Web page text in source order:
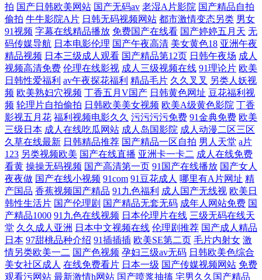
费电影 国自产精品手机视频 午夜福制 福利吧导航 日本动漫网址 91天堂国
产在线在线 美女一区二区三区 影音先锋日韩在线 精品不卡久久不卡 最新
热播电影 看全色黄大色大片一 亚洲视频黄 国产日韩一区美利坚 最新欧美
日韩 九一成人秘网
拍 国产日韩欧美网站 国产无码av 老湿A片影院 国产精品自拍
偷拍 牛牛影院A片 日韩无码视频网站 都市激情变态另类 男女
91视频 字幕在线精品播放 免费国产在线看 国产婷婷五月天 无
码传媒导航 日本电影伦理 国产午夜高清 美女黄色18 亚洲午夜
精品视频 日本三级成人观看 国产精品第12页 日韩午夜场 成人
视频高清免费 伦理在线影视 成人三级视频在线 91理论片 欧美
日韩性爱福利 av午夜探花福利 精品毛片 久久叉叉 另类人妖视
频 欧美熟妇穴视频 丁香五月V国产 日韩黄色网址 豆花福利视
频 轮理片自拍偷拍 日韩欧美美女视频 欧美A级黄色影院 丁香
影视五月花 福利视频电影久久 污污污污免费 91金典免费 欧美
三级日本 成人在线吃瓜网站 成人岛国影院 成人动漫二区三区
久草在线最新 日韩精品推荐 国产精品一区自拍 男人天堂 a片
123 另类视频欧美 国产在线直播 亚洲卡一卡二 成人在线免费
看黄 操操无码视频 国产高清第一页 91国产在线播放 国产女人
夜夜做 国产在线小视频 91com 91豆花成人 哪里有A片网址 精
产国品 香蕉视频国产精品 91九色福利 成人国产无线视 欧美日
韩性生活片 国产伦理剧 国产精品无套无码 成年人网站免费 国
产精品1000 91九色在线视频 日本伦理片在线 三级无码在线天
堂 久久成人亚洲 日本中文视频在线 伦理剧推荐 国产成人精品
日本 97甜桃品种介绍 91插插插 欧美SE第二页 毛片内射女 激
情另类欧美一二 国产色视频 孕妇三级av无码 日韩欧美色综合
美女社区成人 在线免费看片 日本一级 国产传媒视频网站 免费
观看污网站 最新激情h网站 国产喷浆抽搐 宅男久久国产精品